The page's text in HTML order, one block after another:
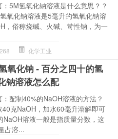
：5M氢氧化钠溶液是什么意思？？
氧化钠溶液是5毫升的氢氧化钠溶
，俗称烧碱、火碱、苛性钠，为一
268 化学工业
氧化钠 - 百分之四十的氢
钠溶液怎么配
：配制40%的NaOH溶液的方法？
40克NaOH，加水60毫升溶解即可
溶液一般是指质量分数，这
占溶...